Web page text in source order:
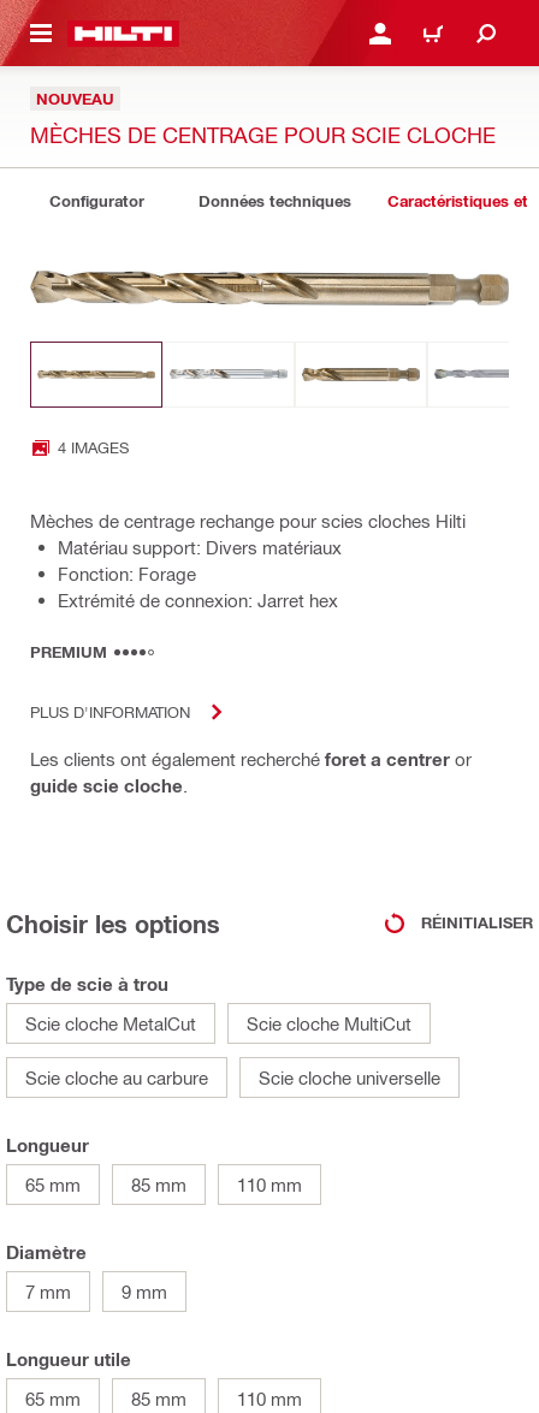
SE CONNECTER OU
PANIER
NOUVEAU
MÈCHES DE CENTRAGE POUR SCIE CLOCHE
Configurator Données techniques Caractéristiques et
4 IMAGES
Mèches de centrage rechange pour scies cloches Hilti
Matériau support: Divers matériaux
Fonction: Forage
Extrémité de connexion: Jarret hex
PREMIUM
PLUS D'INFORMATION
Les clients ont également recherché foret a centrer or
guide scie cloche
Choisir les options RÉINITIALISER
Type de scie à trou
Scie cloche MetalCut
Scie cloche MultiCut
Scie cloche au carbure Scie cloche universelle
Longueur
65 mm
85 mm 110 mm
Diamètre
7 mm
9 mm
Longueur utile
65 mm
85 mm 110 mm